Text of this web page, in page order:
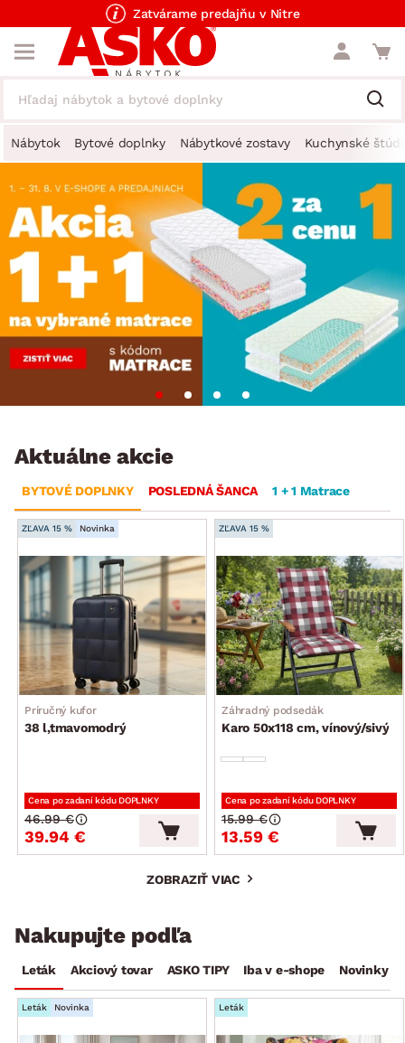
Zatvárame predajňu v Nitre
Nábytok Bytové doplnky Nábytkové zostavy Kuchynské
Aktuálne akcie
BYTOVÉ DOPLNKY POSLEDNÁ ŠANCA 1 + 1 Matrace
ZĽAVA 15 % Novinka
Príručný kufor
38 l,tmavomodrý
Cena po zadaní kódu DOPLNKY
39.94 €
46.99 €
ZĽAVA 15 %
Záhradný podsedák
Karo 50x118 cm, vínový/sivý
Cena po zadaní kódu DOPLNKY
13.59 €
15.99 €
ZOBRAZIŤ VIAC
Nakupujte podľa
Leták Akciový tovar ASKO TIPY Iba v e-shope Novinky
Leták Novinka Leták